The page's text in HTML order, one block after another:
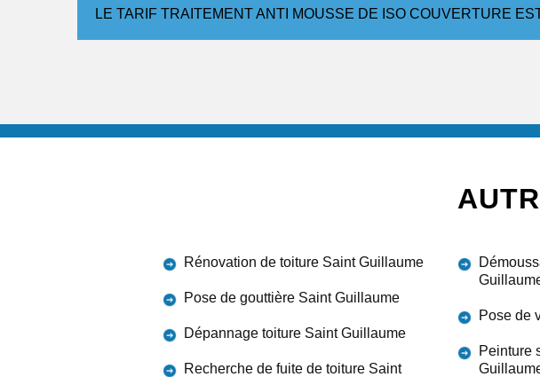
LE TARIF TRAITEMENT ANTI MOUSSE DE ISO COUVERTURE
Rénovation de toiture Saint Guillaume
Pose de gouttière Saint Guillaume
Dépannage toiture Saint Guillaume
Recherche de fuite de toiture Saint
Pose de
Peinture